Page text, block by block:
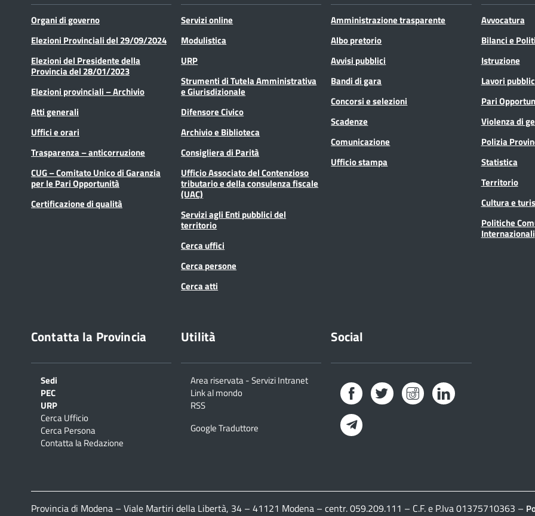
Organi di governo
Elezioni Provinciali del 29/09/2024
Elezioni del Presidente della
Provincia del 28/01/2023
Elezioni provinciali – Archivio
Atti generali
Uffici e orari
Trasparenza – anticorruzione
CUG – Comitato Unico di Garanzia
per le Pari Opportunità
Certificazione di qualità
Servizi online
Modulistica
URP
Strumenti di Tutela Amministrativa
e Giurisdizionale
Difensore Civico
Archivio e Biblioteca
Consigliera di Parità
Ufficio Associato del Contenzioso
tributario e della consulenza fiscale
(UAC)
Servizi agli Enti pubblici del
territorio
Cerca uffici
Cerca persone
Cerca atti
Amministrazione trasparente
Albo pretorio
Avvisi pubblici
Bandi di gara
Concorsi e selezioni
Scadenze
Comunicazione
Ufficio stampa
Avvocatura
Bilanci e
Istruzione
Lavori
Pari
Violenza di
Polizia
Statistica
Territorio
Cultura e
Politiche
Internazionali
Contatta la Provincia
Sedi
PEC
URP
Cerca Ufficio
Cerca Persona
Contatta la Redazione
Utilità
Area riservata - Servizi Intranet
Link al mondo
RSS
Google Traduttore
Social
FacebookTwitterInstagramLinkedIn
Provincia di Modena – Viale Martiri della Libertà, 34 – 41121 Modena – centr. 059.209.111 – C.F. e P.Iva 01375710363 –